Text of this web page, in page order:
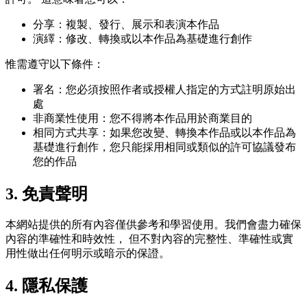
分享：複製、發行、展示和表演本作品
演繹：修改、轉換或以本作品為基礎進行創作
惟需遵守以下條件：
署名：您必須按照作者或授權人指定的方式註明原始出
處
非商業性使用：您不得將本作品用於商業目的
相同方式共享：如果您改變、轉換本作品或以本作品為
基礎進行創作，您只能採用相同或類似的許可協議發布
您的作品
3. 免責聲明
本網站提供的所有內容僅供參考和學習使用。我們會盡力確保
內容的準確性和時效性， 但不對內容的完整性、準確性或實
用性做出任何明示或暗示的保證。
4. 隱私保護